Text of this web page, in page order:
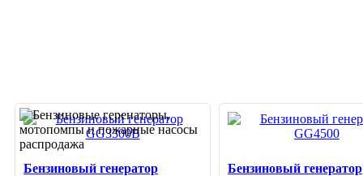
Бензиновый генератор
Бензиновый генератор